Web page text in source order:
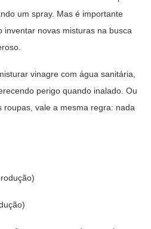
um spray. Mas é importante
inventar novas misturas na busca
vinagre com água sanitária,
perigo quando inalado. Ou
roupas, vale a mesma regra: nada